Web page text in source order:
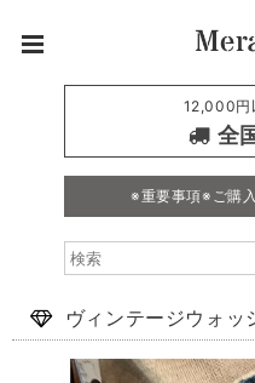
12,000円
全
※重要事項※ご購
ヴィンテージウォッ